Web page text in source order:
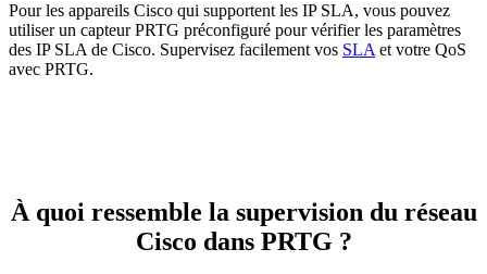
Pour les appareils Cisco qui supportent les IP SLA, vous pouvez
utiliser un capteur PRTG préconfiguré pour vérifier les paramètres
des IP SLA de Cisco. Supervisez facilement vos SLA et votre QoS
avec PRTG.
À quoi ressemble la supervision du réseau
Cisco dans PRTG ?